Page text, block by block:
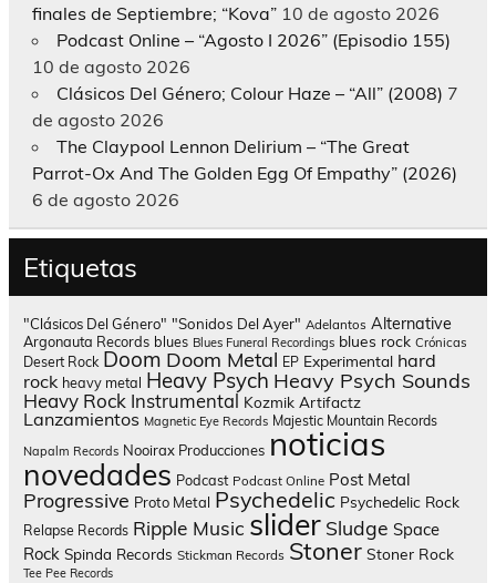
finales de Septiembre; “Kova” 10 de agosto 2026
Podcast Online – “Agosto I 2026” (Episodio 155)
10 de agosto 2026
Clásicos Del Género; Colour Haze – “All” (2008) 7
de agosto 2026
The Claypool Lennon Delirium – “The Great
Parrot-Ox And The Golden Egg Of Empathy” (2026)
6 de agosto 2026
Etiquetas
"Clásicos Del Género" "Sonidos Del Ayer" Adelantos Alternative
Argonauta Records blues Blues Funeral Recordings blues rock Crónicas
Desert Rock Doom Doom Metal EP Experimental hard
rock heavy metal Heavy Psych Heavy Psych Sounds
Heavy Rock Instrumental Kozmik Artifactz
Lanzamientos Magnetic Eye Records Majestic Mountain Records
Napalm Records Nooirax Producciones noticias
novedades Podcast Podcast Online Post Metal
Progressive Proto Metal Psychedelic Psychedelic Rock
Relapse Records Ripple Music slider Sludge Space
Rock Spinda Records Stickman Records Stoner Stoner Rock
Tee Pee Records